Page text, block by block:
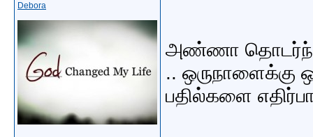
Debora
அண்ணா
.. ஒருநாளைக்கு
பதில்களை